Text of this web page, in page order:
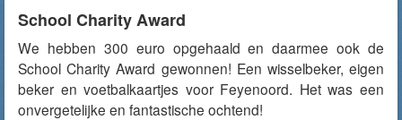
School Charity Award
We hebben 300 euro opgehaald en daarmee ook de
School Charity Award gewonnen! Een wisselbeker, eigen
beker en voetbalkaartjes voor Feyenoord. Het was een
onvergetelijke en fantastische ochtend!